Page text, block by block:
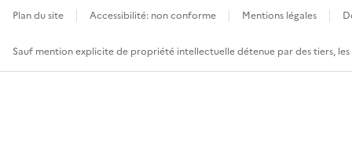
Plan du site Accessibilité: non conforme Mentions légales
Sauf mention explicite de propriété intellectuelle détenue par des tiers,